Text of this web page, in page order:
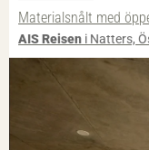
Materialsnålt med
AIS Reisen i Natters,